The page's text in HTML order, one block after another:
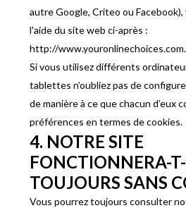
autre Google, Criteo ou Facebook),
l'aide du site web ci-après :
http://www.youronlinechoices.com.
Si vous utilisez différents
tablettes n’oubliez pas de
de manière à ce que chacun d’eux
préférences en termes de cookies.
4. NOTRE SITE
FONCTIONNERA-
TOUJOURS SANS
Vous pourrez toujours consulter